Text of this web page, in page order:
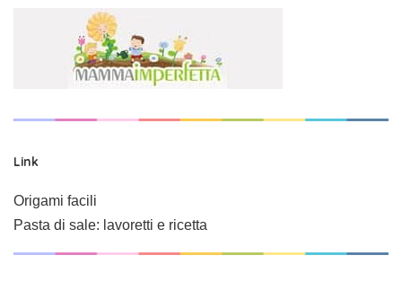
Link
Origami facili
Pasta di sale: lavoretti e ricetta